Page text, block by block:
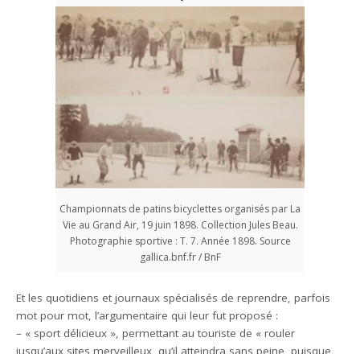
Championnats de patins bicyclettes organisés par La
Vie au Grand Air, 19 juin 1898. Collection Jules Beau.
Photographie sportive : T. 7. Année 1898. Source
gallica.bnf.fr / BnF
Et les quotidiens et journaux spécialisés de reprendre, parfois
mot pour mot, l’argumentaire qui leur fut proposé :
– « sport délicieux », permettant au touriste de « rouler
jusqu’aux sites merveilleux, qu’il atteindra sans peine, puisque